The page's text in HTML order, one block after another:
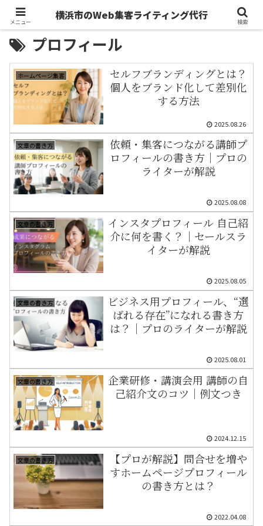
プロフィール
ホームページ集客
セルフブランディングとは？
個人をブランド化して差別化
する方法
2025.08.26
文章の書き方
依頼・集客につながる講師プ
ロフィールの書き方｜プロの
ライターが解説
2025.08.08
文章の書き方
インスタプロフィール 自己紹
介に何を書く？｜セールスラ
イターが解説
2025.08.05
文章の書き方
ビジネス用プロフィール、“選
ばれる存在”になれる書き方
は？｜プロのライターが解説
2025.08.01
文章の書き方
企業研修・講演会用 講師の自
己紹介文のコツ｜例文つき
2024.12.15
文章の書き方
【プロが解説】問合せを増や
すホームページプロフィール
の書き方とは？
2022.04.08
メニュー
横浜市のWeb集客ライティング代行
検索